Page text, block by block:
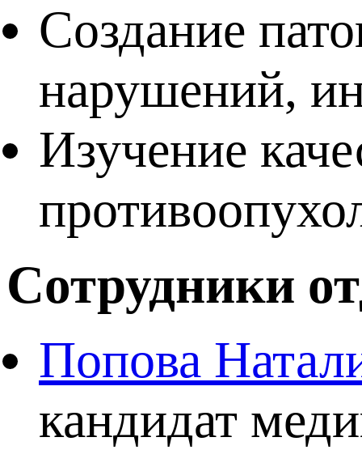
Создание
нарушений,
Изучение
Сотрудники
Попова
кандидат